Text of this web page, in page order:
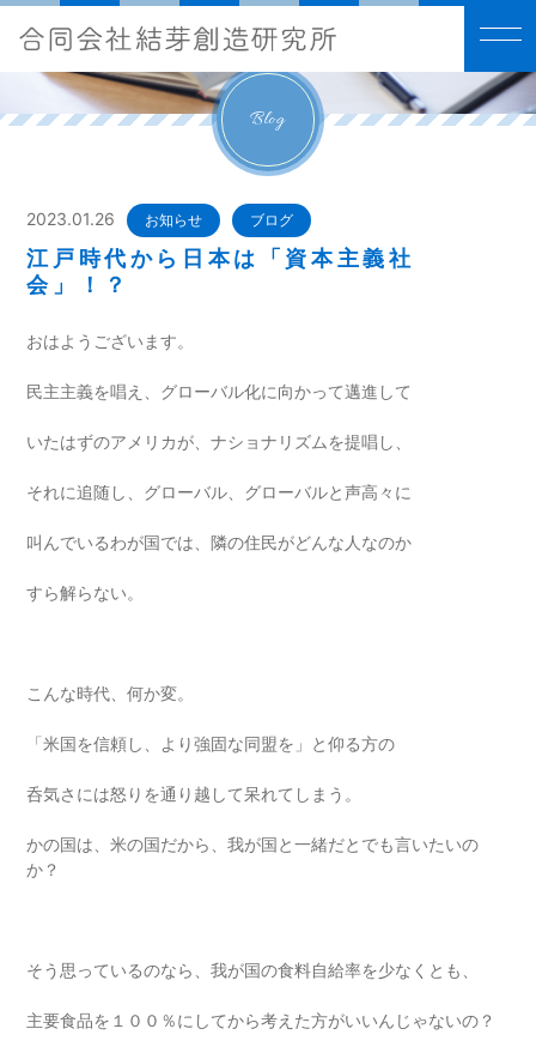
Blog
2023.01.26 お知らせ ブログ
江戸時代から日本は「資本主義社
会」！？
おはようございます。
民主主義を唱え、グローバル化に向かって邁進して
いたはずのアメリカが、ナショナリズムを提唱し、
それに追随し、グローバル、グローバルと声高々に
叫んでいるわが国では、隣の住民がどんな人なのか
すら解らない。
こんな時代、何か変。
「米国を信頼し、より強固な同盟を」と仰る方の
呑気さには怒りを通り越して呆れてしまう。
かの国は、米の国だから、我が国と一緒だとでも言いたいの
か？
そう思っているのなら、我が国の食料自給率を少なくとも、
主要食品を１００％にしてから考えた方がいいんじゃないの？